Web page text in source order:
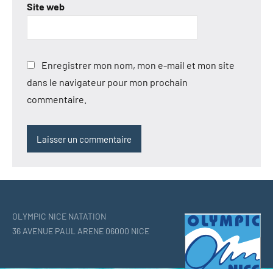
Site web
Enregistrer mon nom, mon e-mail et mon site
dans le navigateur pour mon prochain
commentaire.
OLYMPIC NICE NATATION
36 AVENUE PAUL ARENE 06000 NICE